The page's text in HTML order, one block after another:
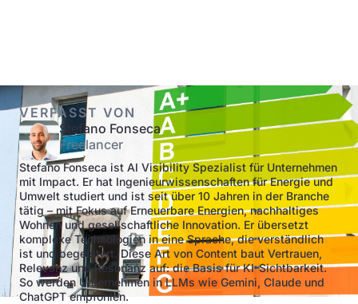
VERFASST VON
Stefano Fonseca
Freelancer
Stefano Fonseca ist AI Visibility Spezialist für Unternehmen
mit Impact. Er hat Ingenieurwissenschaften für Energie und
Umwelt studiert und ist seit über 10 Jahren in der Branche
tätig – mit Fokus auf Erneuerbare Energien, nachhaltiges
Wohnen und gesellschaftliche Innovation. Er übersetzt
komplexe Technologien in eine Sprache, die verständlich
ist und begeistert. Diese Art von Content baut Vertrauen,
Relevanz und Resonanz auf: die Basis für KI-Sichtbarkeit.
So werden Unternehmen in LLMs wie Gemini, Claude und
ChatGPT empfohlen.